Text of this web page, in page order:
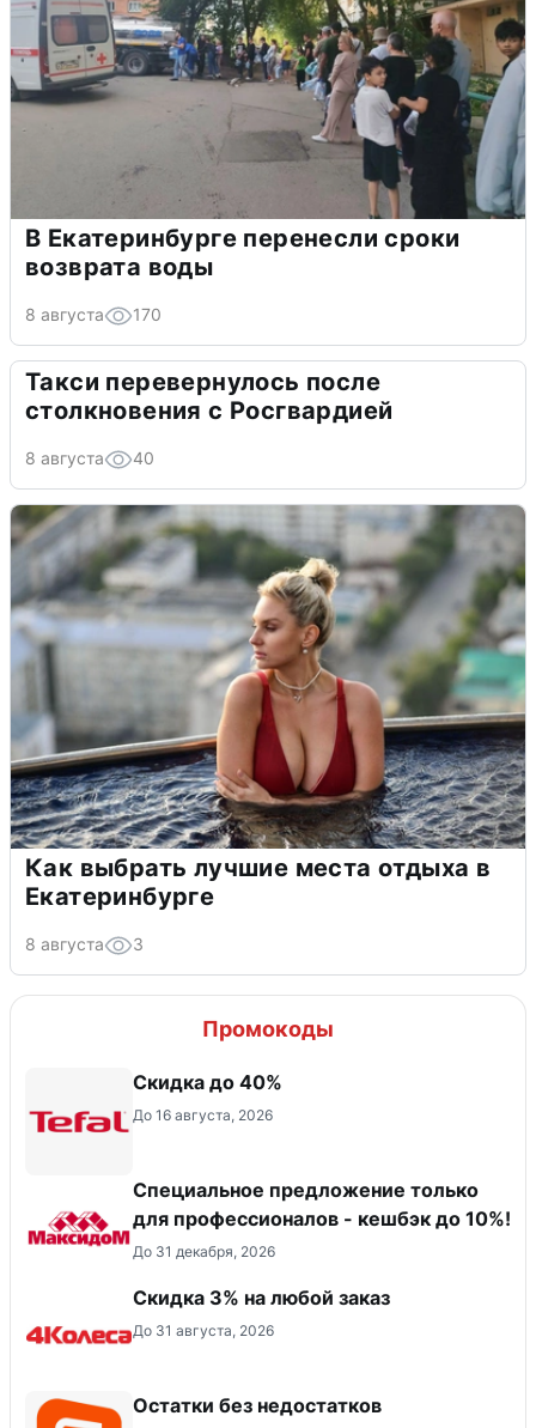
В Екатеринбурге перенесли сроки
возврата воды
8 августа 170
Такси перевернулось после
столкновения с Росгвардией
8 августа 40
Как выбрать лучшие места отдыха в
Екатеринбурге
8 августа 3
Промокоды
Скидка до 40%
До 16 августа, 2026
Специальное предложение только
для профессионалов - кешбэк до 10%!
До 31 декабря, 2026
Скидка 3% на любой заказ
До 31 августа, 2026
Остатки без недостатков